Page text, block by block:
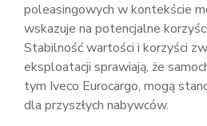
poleasingowych w kontekście
wskazuje na potencjalne
Stabilność wartości i korzyści
eksploatacji sprawiają, że
tym Iveco Eurocargo, mogą
dla przyszłych nabywców.